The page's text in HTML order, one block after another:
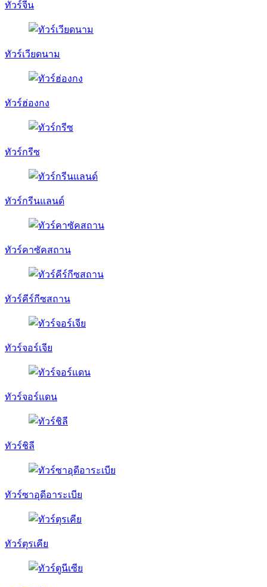
ทัวร์จีน
ทัวร์เวียดนาม
ทัวร์ฮ่องกง
ทัวร์กรีซ
ทัวร์กรีนแลนด์
ทัวร์คาซัคสถาน
ทัวร์คีร์กีซสถาน
ทัวร์จอร์เจีย
ทัวร์จอร์แดน
ทัวร์ชิลี
ทัวร์ซาอุดีอาระเบีย
ทัวร์ตุรเคีย